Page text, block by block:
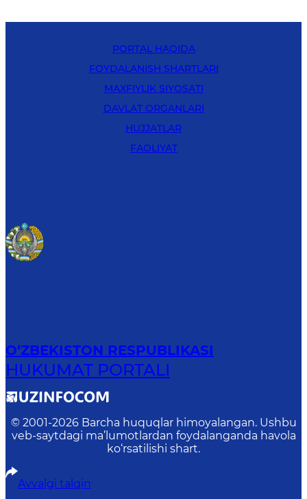
PORTAL HAQIDA
FOYDALANISH SHARTLARI
MAXFIYLIK SIYOSATI
DAVLAT ORGANLARI
HUJJATLAR
FAOLIYAT
O‘ZBEKISTON RESPUBLIKASI
HUKUMAT PORTALI
© 2001-2026 Barcha huquqlar himoyalangan. Ushbu
veb-saytdagi ma’lumotlardan foydalanganda havola
ko‘rsatilishi shart.
Avvalgi talqin